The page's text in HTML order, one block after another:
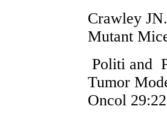
Crawley
Mutant
Politi and
Tumor
Oncol